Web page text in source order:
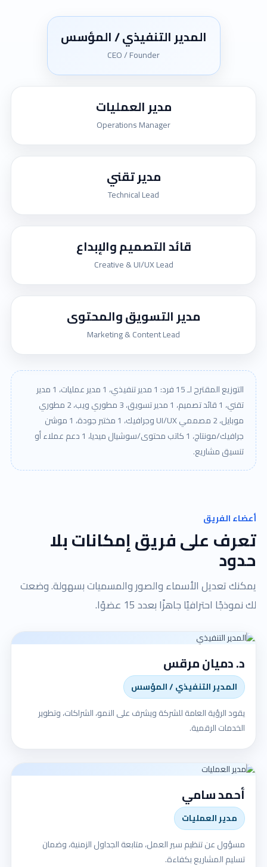
المدير التنفيذي / المؤسس
CEO / Founder
مدير العمليات
Operations Manager
مدير تقني
Technical Lead
قائد التصميم والإبداع
Creative & UI/UX Lead
مدير التسويق والمحتوى
Marketing & Content Lead
التوزيع المقترح لـ 15 فرد: 1 مدير تنفيذي، 1 مدير عمليات، 1 مدير
تقني، 1 قائد تصميم، 1 مدير تسويق، 3 مطوري ويب، 2 مطوري
موبايل، 2 مصممي UI/UX وجرافيك، 1 مختبر جودة، 1 موشن
جرافيك/مونتاج، 1 كاتب محتوى/سوشيال ميديا، 1 دعم عملاء أو
تنسيق مشاريع.
أعضاء الفريق
تعرف على فريق إمكانات بلا
حدود
يمكنك تعديل الأسماء والصور والمسميات بسهولة. وضعت
لك نموذجًا احترافيًا جاهزًا بعدد 15 عضوًا.
د. دميان مرقس
المدير التنفيذي / المؤسس
يقود الرؤية العامة للشركة ويشرف على النمو، الشراكات، وتطوير
الخدمات الرقمية.
أحمد سامي
مدير العمليات
مسؤول عن تنظيم سير العمل، متابعة الجداول الزمنية، وضمان
تسليم المشاريع بكفاءة.